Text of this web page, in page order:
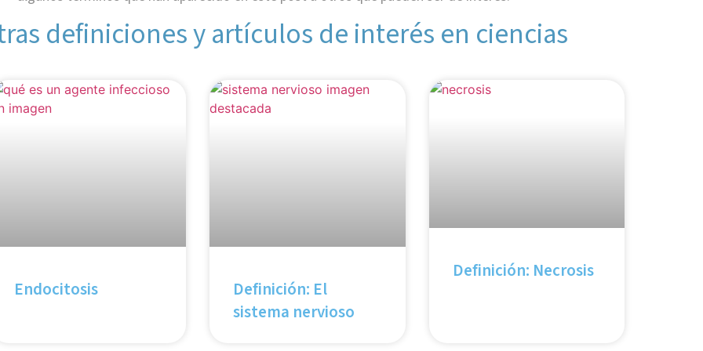
definiciones y artículos de interés en ciencias
Endocitosis
Definición: El
sistema nervioso
Definición: Necrosis